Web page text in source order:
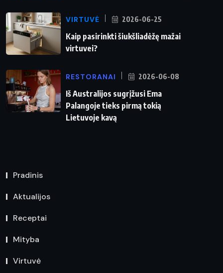
VIRTUVĖ 2026-06-25
Kaip pasirinkti šiukšliadėžę mažai
virtuvei?
RESTORANAI 2026-06-08
Iš Australijos sugrįžusi Ema
Palangoje tieks pirmą tokią
Lietuvoje kavą
Pradinis
Aktualijos
Receptai
Mityba
Virtuvė